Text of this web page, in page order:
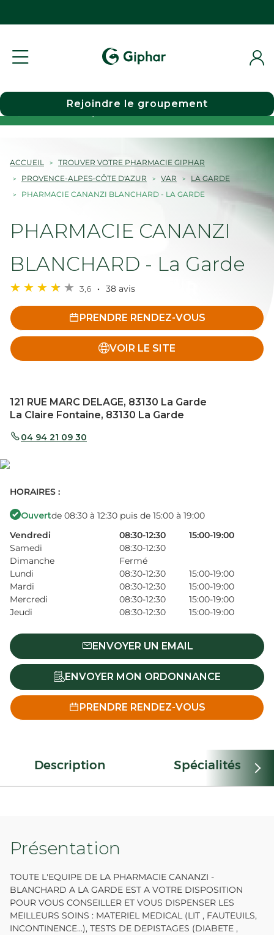
Choisir une pharmacie
Rejoindre le groupement
ACCUEIL
TROUVER VOTRE PHARMACIE GIPHAR
PROVENCE-ALPES-CÔTE D'AZUR
VAR
LA GARDE
PHARMACIE CANANZI BLANCHARD - LA GARDE
PHARMACIE CANANZI
BLANCHARD - La Garde
3,6 38 avis
PRENDRE RENDEZ-VOUS
VOIR LE SITE
121 RUE MARC DELAGE, 83130 La Garde
La Claire Fontaine, 83130 La Garde
04 94 21 09 30
HORAIRES :
Ouvertde 08:30 à 12:30 puis de 15:00 à 19:00
Vendredi
08:30-12:30
15:00-19:00
Samedi
08:30-12:30
Dimanche
Fermé
Lundi
08:30-12:30
15:00-19:00
Mardi
08:30-12:30
15:00-19:00
Mercredi
08:30-12:30
15:00-19:00
Jeudi
08:30-12:30 15:00-19:00
ENVOYER UN EMAIL
ENVOYER MON ORDONNANCE
PRENDRE RENDEZ-VOUS
Description Spécialités
Présentation
TOUTE L'EQUIPE DE LA PHARMACIE CANANZI -
BLANCHARD A LA GARDE EST A VOTRE DISPOSITION
POUR VOUS CONSEILLER ET VOUS DISPENSER LES
MEILLEURS SOINS : MATERIEL MEDICAL (LIT , FAUTEUILS,
INCONTINENCE...), TESTS DE DEPISTAGES (DIABETE ,